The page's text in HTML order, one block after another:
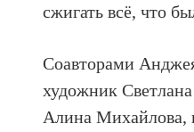
сжигать всё, что
Соавторами
художник
Алина Михайлова,